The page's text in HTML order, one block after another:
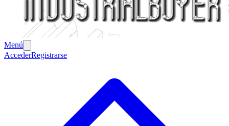
Menú
AccederRegistrarse